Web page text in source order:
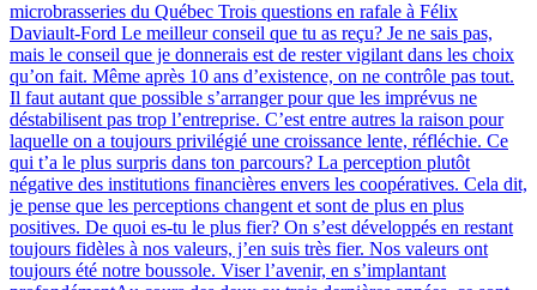
microbrasseries du Québec Trois questions en rafale à Félix
Daviault-Ford Le meilleur conseil que tu as reçu? Je ne sais pas,
mais le conseil que je donnerais est de rester vigilant dans les choix
qu’on fait. Même après 10 ans d’existence, on ne contrôle pas tout.
Il faut autant que possible s’arranger pour que les imprévus ne
déstabilisent pas trop l’entreprise. C’est entre autres la raison pour
laquelle on a toujours privilégié une croissance lente, réfléchie. Ce
qui t’a le plus surpris dans ton parcours? La perception plutôt
négative des institutions financières envers les coopératives. Cela dit,
je pense que les perceptions changent et sont de plus en plus
positives. De quoi es-tu le plus fier? On s’est développés en restant
toujours fidèles à nos valeurs, j’en suis très fier. Nos valeurs ont
toujours été notre boussole. Viser l’avenir, en s’implantant